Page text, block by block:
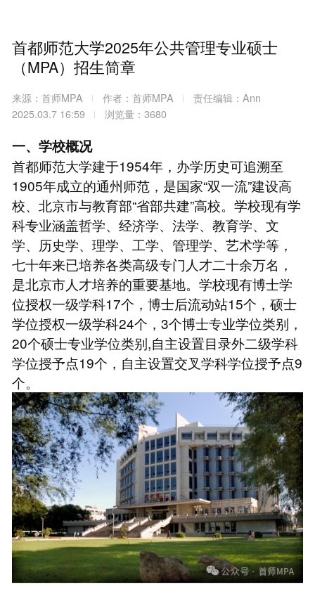
首都师范大学2025年公共管理专业硕士
（MPA）招生简章
来源：首师MPA 作者：首师MPA
责任编辑：Ann
2025.03.7 16:59
浏览量：3680
一、学校概况
首都师范大学建于1954年，办学历史可追溯至
1905年成立的通州师范，是国家“双一流”建设高
校、北京市与教育部“省部共建”高校。学校现有学
科专业涵盖哲学、经济学、法学、教育学、文
学、历史学、理学、工学、管理学、艺术学等，
七十年来已培养各类高级专门人才二十余万名，
是北京市人才培养的重要基地。学校现有博士学
位授权一级学科17个，博士后流动站15个，硕士
学位授权一级学科24个，3个博士专业学位类别，
20个硕士专业学位类别,自主设置目录外二级学科
学位授予点19个，自主设置交叉学科学位授予点9
个。